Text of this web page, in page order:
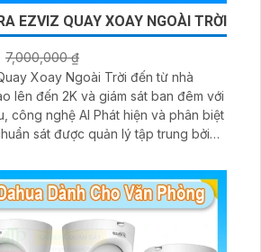
EZVIZ QUAY XOAY NGOÀI TRỜI
7,000,000 ₫
Xoay Ngoài Trời đến từ nhà
lên đến 2K và giám sát ban đêm với
công nghệ AI Phát hiện và phân biệt
sát được quản lý tập trung bởi